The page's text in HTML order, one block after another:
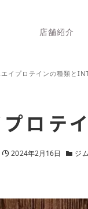
店舗紹介
イプロテインの種類と
プロテ
2024年2月16日 ジ